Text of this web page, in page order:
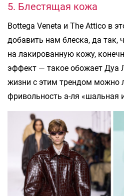
5. Блестящая кожа
Bottega Veneta и The Attico в
добавить нам блеска, да так,
на лакированную кожу,
эффект — такое обожает Дуа
жизни с этим трендом можно
фривольность а-ля «шальная